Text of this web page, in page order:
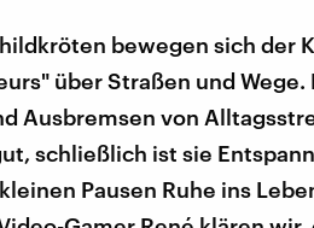
bewegen sich der
über Straßen und
Ausbremsen von
schließlich ist sie
Pausen Ruhe ins